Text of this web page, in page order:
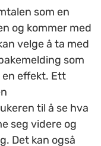
som en
og kommer med
velge å ta med
som
en effekt. Ett
til å se hva
seg videre og
Det kan også